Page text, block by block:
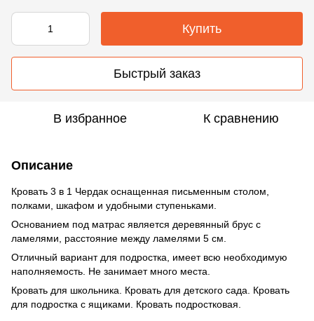
Купить
Быстрый заказ
В избранное К сравнению
Описание
Кровать 3 в 1 Чердак оснащенная письменным столом,
полками, шкафом и удобными ступеньками.
Основанием под матрас является деревянный брус с
ламелями, расстояние между ламелями 5 см.
Отличный вариант для подростка, имеет всю необходимую
наполняемость. Не занимает много места.
Кровать для школьника. Кровать для детского сада. Кровать
для подростка с ящиками. Кровать подростковая.